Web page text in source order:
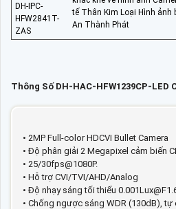
DH-IPC-
HFW2841T-
ZAS
tế Thân Kim Loại Hình ảnh
An Thành Phát
Thông Số DH-HAC-HFW1239CP-LED
• 2MP Full-color HDCVI Bullet Camera
• Độ phân giải 2 Megapixel cảm biến
• 25/30fps@1080P.
• Hỗ trợ CVI/TVI/AHD/Analog
• Độ nhạy sáng tối thiểu
• Chống ngược sáng WDR (130dB),